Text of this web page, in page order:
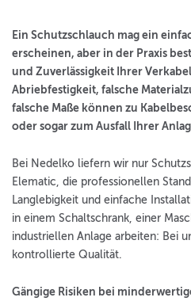
Ein Schutzschlauch mag ein
erscheinen, aber in der Praxis
und Zuverlässigkeit Ihrer
Abriebfestigkeit, falsche
falsche Maße können zu
oder sogar zum Ausfall Ihrer
Bei Nedelko liefern wir nur
Elematic, die professionellen
Langlebigkeit und einfache
in einem Schaltschrank, einer
industriellen Anlage arbeiten: Bei
kontrollierte Qualität.
Gängige Risiken bei